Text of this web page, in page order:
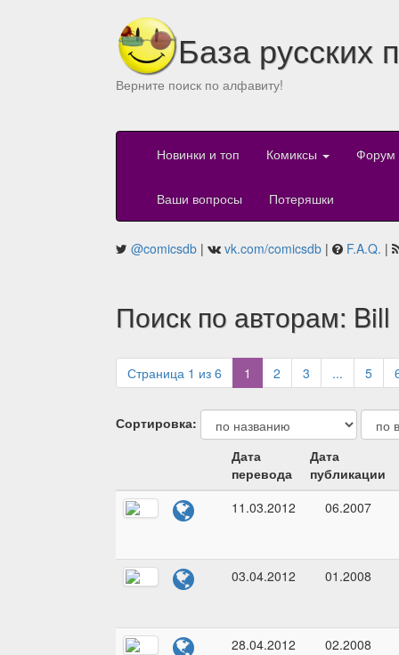
База русских
Верните поиск по алфавиту!
Новинки и топ Комиксы Форум
Ваши вопросы Потеряшки
@comicsdb | vk.com/comicsdb | F.A.Q. |
Поиск по авторам:
Страница 1 из 6 1 (current)
2 3 ... 5
Сортировка:
Дата
перевода
Дата
публикации
11.03.2012
06.2007
03.04.2012 01.2008
28.04.2012 02.2008